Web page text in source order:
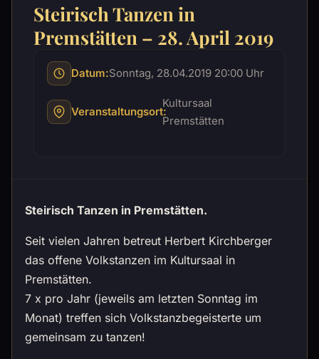
Steirisch Tanzen in
Premstätten – 28. April 2019
Datum:Sonntag, 28.04.2019 20:00 Uhr
Veranstaltungsort:
Kultursaal
Premstätten
Steirisch Tanzen in Premstätten.
Seit vielen Jahren betreut Herbert Kirchberger
das offene Volkstanzen im Kultursaal in
Premstätten.
7 x pro Jahr (jeweils am letzten Sonntag im
Monat) treffen sich Volkstanzbegeisterte um
gemeinsam zu tanzen!